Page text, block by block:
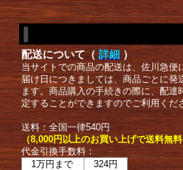
配送について（ 詳細 ）
当サイトでの商品の配送は、佐川急便
届け日につきましては、商品ごとに発
ます。商品購入の手続きの際に、配達
定することができますのでご利用くだ
送料：全国一律540円
（8,000円以上のお買い上げで送料無料
代金引換手数料：
1万円まで
324円